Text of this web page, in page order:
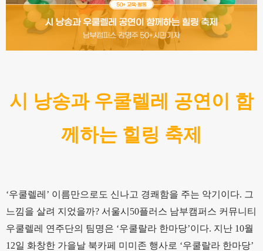
시 낭송과 우쿨렐레 공연이 함
께하는 힐링 축제
‘우쿨렐레’ 이름만으로도 신나고 경쾌함을 주는 악기이다. 그
느낌을 살려 지었을까? 서울시50플러스 남부캠퍼스 커뮤니티
우쿨렐레 연주단의 팀명은 ‘우쿨랄라 한마당’이다. 지난 10월
12일 화창한 가을날 북카페 미미존 행사로 ‘우쿨랄라 한마당’